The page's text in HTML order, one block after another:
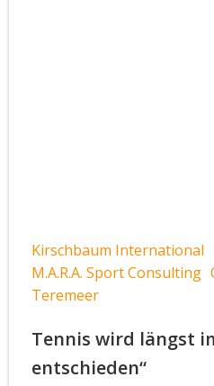
Kirschbaum International
M.A.R.A. Sport Consulting
Teremeer
Tennis wird längst
entschieden“